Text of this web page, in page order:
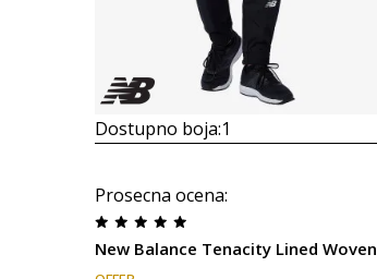
Dostupno boja:1
Prosecna ocena:
New Balance Tenacity Lined Woven